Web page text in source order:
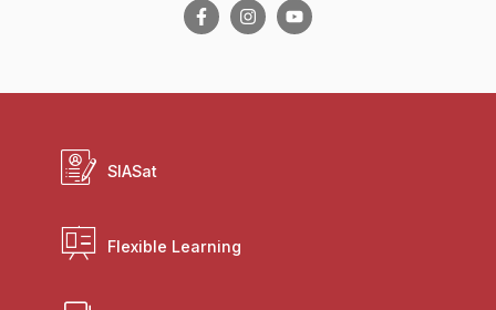
SIASat
Flexible Learning